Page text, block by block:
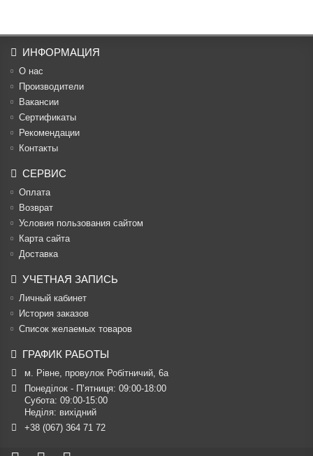
ИНФОРМАЦИЯ
О нас
Производители
Вакансии
Cертификаты
Рекомендации
Контакты
СЕРВИС
Оплата
Возврат
Условия пользования сайтом
Карта сайта
Доставка
УЧЕТНАЯ ЗАПИСЬ
Личный кабинет
История заказов
Список желаемых товаров
ГРАФИК РАБОТЫ
м. Рівне, провулок Робітничий, 6а
Понеділок - П’ятниця: 09:00-18:00
Субота: 09:00-15:00
Неділя: вихідний
+38 (067) 364 71 72